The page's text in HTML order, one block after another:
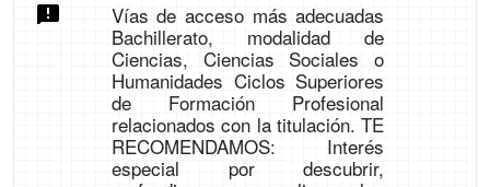
Vías de acceso más adecuadas
Bachillerato, modalidad de
Ciencias, Ciencias Sociales o
Humanidades Ciclos Superiores
de Formación Profesional
relacionados con la titulación. TE
RECOMENDAMOS: Interés
especial por descubrir,